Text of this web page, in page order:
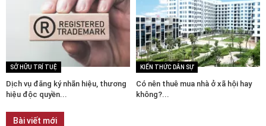
SỞ HỮU TRÍ TUỆ
Dịch vụ đăng ký nhãn hiệu, thương
hiệu độc quyền...
KIẾN THỨC DÂN SỰ
Có nên thuê mua nhà ở xã hội hay
không?...
Bài viết mới